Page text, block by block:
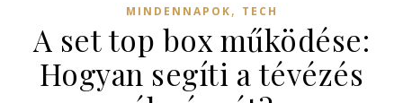
MINDENNAPOK, TECH
A set top box működése:
Hogyan segíti a tévézés